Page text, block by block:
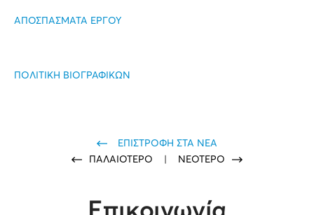
ΑΠΟΣΠΑΣΜΑΤΑ ΕΡΓΟΥ
ΠΟΛΙΤΙΚΗ ΒΙΟΓΡΑΦΙΚΩΝ
ΕΠΙΣΤΡΟΦΗ ΣΤΑ ΝΕΑ
ΠΑΛΑΙΟΤΕΡΟ
ΝΕΟΤΕΡΟ